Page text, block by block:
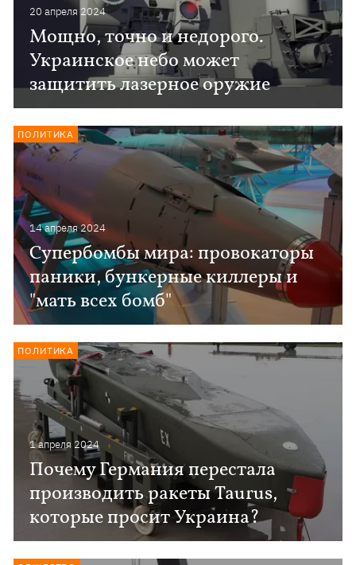
20 апреля 2024
Мощно, точно и недорого.
Украинское небо может
защитить лазерное оружие
14 апреля 2024
Супербомбы мира: провокаторы
паники, бункерные киллеры и
"мать всех бомб"
ПОЛИТИКА
1 апреля 2024
Почему Германия перестала
производить ракеты Taurus,
которые просит Украина?
ПОЛИТИКА